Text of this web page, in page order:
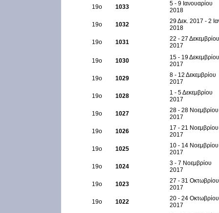
19ο 1033
5 - 9 Ιανουαρίου
2018
19ο 1032
29 Δεκ. 2017 - 2
2018
19ο 1031
22 - 27 Δεκεμβρίου
2017
19ο 1030
15 - 19 Δεκεμβρίου
2017
19ο 1029
8 - 12 Δεκεμβρίου
2017
19ο 1028
1 - 5 Δεκεμβρίου
2017
19ο 1027
28 - 28 Νοεμβρίου
2017
19ο 1026
17 - 21 Νοεμβρίου
2017
19ο 1025
10 - 14 Νοεμβρίου
2017
19ο 1024
3 - 7 Νοεμβρίου
2017
19ο 1023
27 - 31 Οκτωβρίου
2017
19ο 1022
20 - 24 Οκτωβρίου
2017